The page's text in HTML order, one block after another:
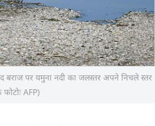
बराज पर यमुना नदी का जलस्तर अपने निचले स्तर
फोटोः AFP)